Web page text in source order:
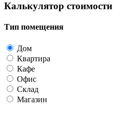
Калькулятор стоимости
Тип помещения
Дом
Квартира
Кафе
Офис
Склад
Магазин